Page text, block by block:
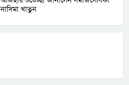
নাসিমা খাতুন